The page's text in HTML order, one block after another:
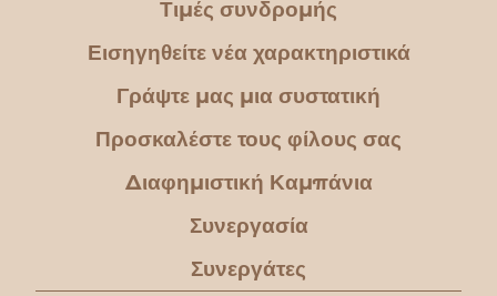
Τιμές συνδρομής
Εισηγηθείτε νέα χαρακτηριστικά
Γράψτε μας μια συστατική
Προσκαλέστε τους φίλους σας
Διαφημιστική Καμπάνια
Συνεργασία
Συνεργάτες